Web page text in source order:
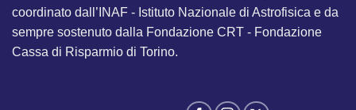
coordinato dall’INAF - Istituto Nazionale di Astrofisica e da
sempre sostenuto dalla Fondazione CRT - Fondazione
Cassa di Risparmio di Torino.